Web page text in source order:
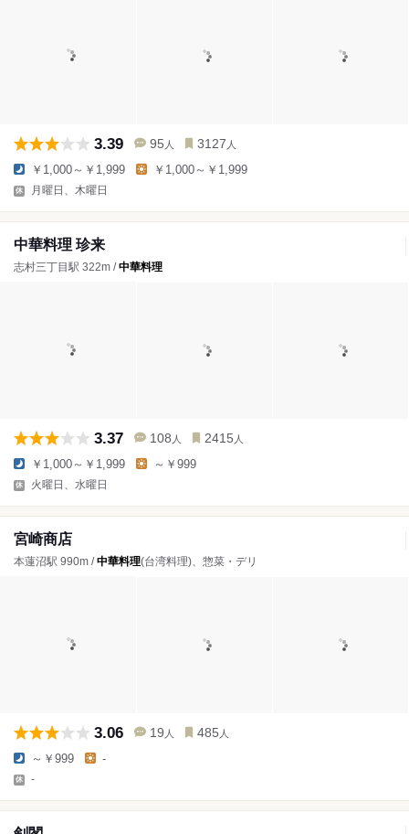
3.39 95 人 3127 人
￥1,000～￥1,999 ￥1,000～￥1,999
月曜日、木曜日
中華料理 珍来
志村三丁目駅 322m /中華料理
3.37 108 人 2415 人
￥1,000～￥1,999 ～￥999
火曜日、水曜日
宮崎商店
本蓮沼駅 990m /中華料理(台湾料理)、惣菜・デリ
3.06 19 人 485 人
～￥999 -
-